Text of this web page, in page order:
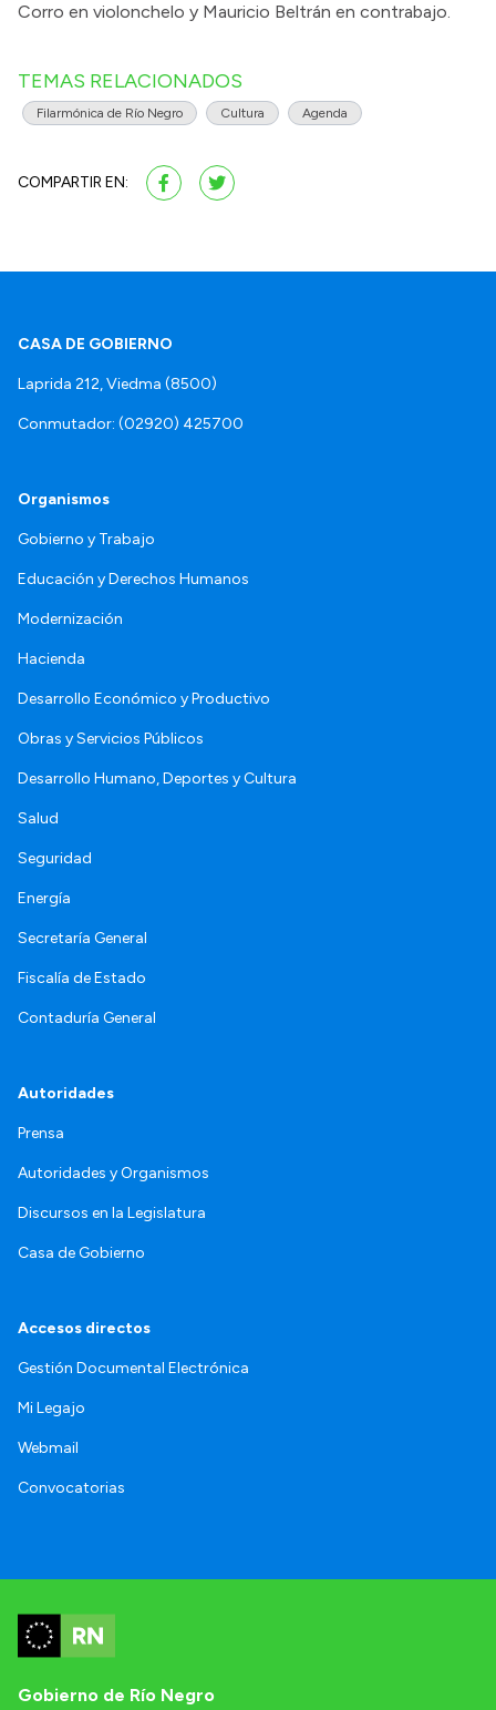
Corro en violonchelo y Mauricio Beltrán en contrabajo.
TEMAS RELACIONADOS
Filarmónica de Río Negro Cultura Agenda
COMPARTIR EN:
CASA DE GOBIERNO
Laprida 212, Viedma (8500)
Conmutador: (02920) 425700
Organismos
Gobierno y Trabajo
Educación y Derechos Humanos
Modernización
Hacienda
Desarrollo Económico y Productivo
Obras y Servicios Públicos
Desarrollo Humano, Deportes y Cultura
Salud
Seguridad
Energía
Secretaría General
Fiscalía de Estado
Contaduría General
Autoridades
Prensa
Autoridades y Organismos
Discursos en la Legislatura
Casa de Gobierno
Accesos directos
Gestión Documental Electrónica
Mi Legajo
Webmail
Convocatorias
Gobierno de Río Negro